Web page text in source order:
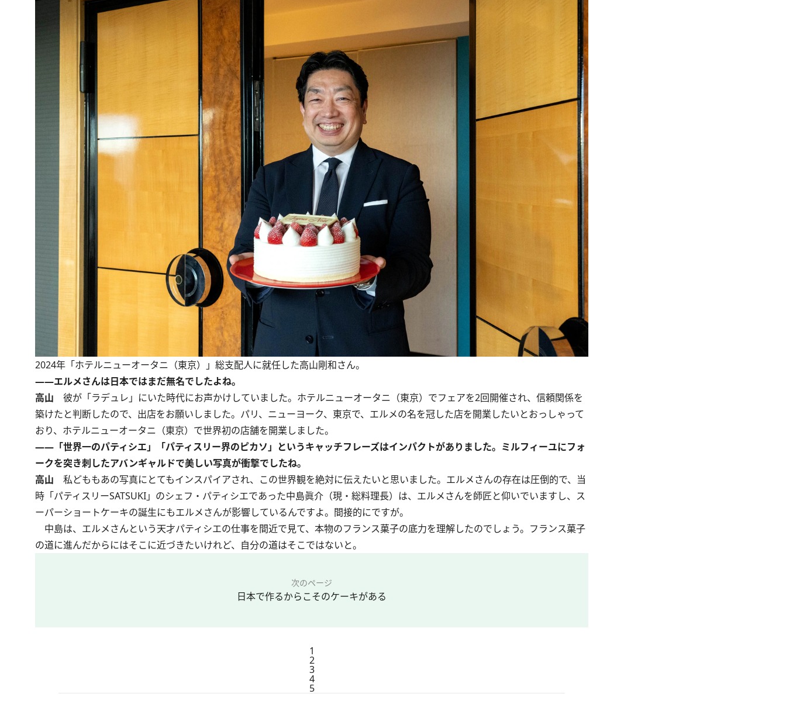
2024年「ホテルニューオータニ（東京）」総支配人に就任した高山剛和さん。
――エルメさんは日本ではまだ無名でしたよね。
高山 彼が「ラデュレ」にいた時代にお声かけしていました。ホテルニューオータニ（東京）でフェアを2回開催され、信頼関係を
築けたと判断したので、出店をお願いしました。パリ、ニューヨーク、東京で、エルメの名を冠した店を開業したいとおっしゃって
おり、ホテルニューオータニ（東京）で世界初の店舗を開業しました。
――「世界一のパティシエ」「パティスリー界のピカソ」というキャッチフレーズはインパクトがありました。ミルフィーユにフォ
ークを突き刺したアバンギャルドで美しい写真が衝撃でしたね。
高山 私どももあの写真にとてもインスパイアされ、この世界観を絶対に伝えたいと思いました。エルメさんの存在は圧倒的で、当
時「パティスリーSATSUKI」のシェフ・パティシエであった中島眞介（現・総料理長）は、エルメさんを師匠と仰いでいますし、ス
ーパーショートケーキの誕生にもエルメさんが影響しているんですよ。間接的にですが。
中島は、エルメさんという天才パティシエの仕事を間近で見て、本物のフランス菓子の底力を理解したのでしょう。フランス菓子
の道に進んだからにはそこに近づきたいけれど、自分の道はそこではないと。
次のページ
日本で作るからこそのケーキがある
1
2
3
4
5